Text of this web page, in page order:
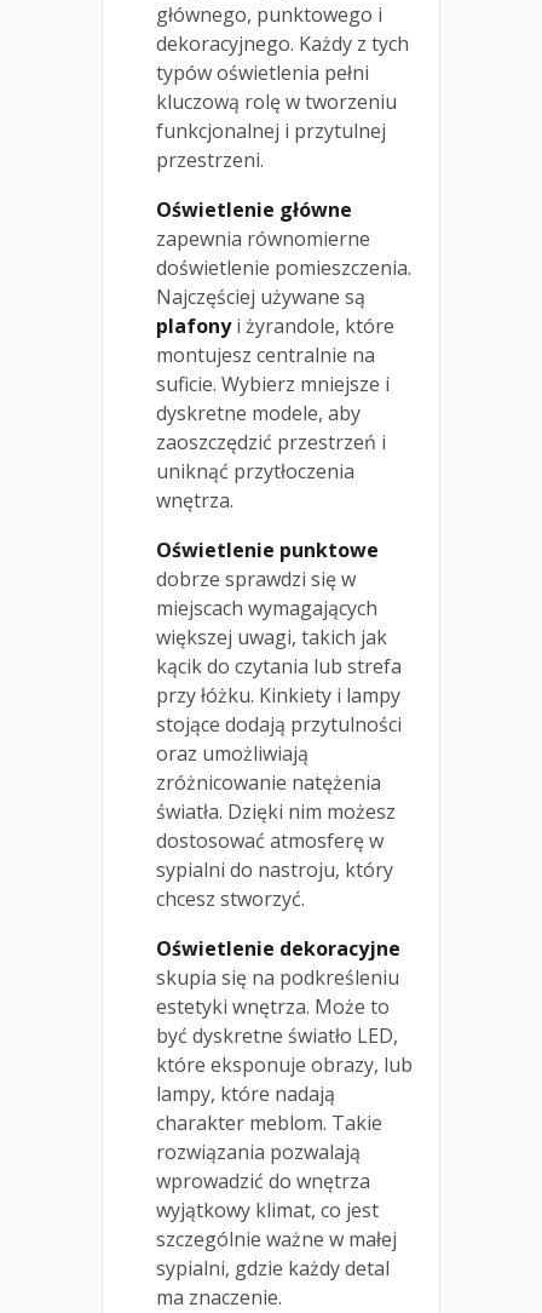
głównego, punktowego i
dekoracyjnego. Każdy z tych
typów oświetlenia pełni
kluczową rolę w tworzeniu
funkcjonalnej i przytulnej
przestrzeni.
Oświetlenie główne
zapewnia równomierne
doświetlenie pomieszczenia.
Najczęściej używane są
plafonyi żyrandole, które
montujesz centralnie na
suficie. Wybierz mniejsze i
dyskretne modele, aby
zaoszczędzić przestrzeń i
uniknąć przytłoczenia
wnętrza.
Oświetlenie punktowe
dobrze sprawdzi się w
miejscach wymagających
większej uwagi, takich jak
kącik do czytania lub strefa
przy łóżku. Kinkiety i lampy
stojące dodają przytulności
oraz umożliwiają
zróżnicowanie natężenia
światła. Dzięki nim możesz
dostosować atmosferę w
sypialni do nastroju, który
chcesz stworzyć.
Oświetlenie dekoracyjne
skupia się na podkreśleniu
estetyki wnętrza. Może to
być dyskretne światło LED,
które eksponuje obrazy, lub
lampy, które nadają
charakter meblom. Takie
rozwiązania pozwalają
wprowadzić do wnętrza
wyjątkowy klimat, co jest
szczególnie ważne w małej
sypialni, gdzie każdy detal
ma znaczenie.